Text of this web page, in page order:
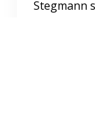
Stegmann